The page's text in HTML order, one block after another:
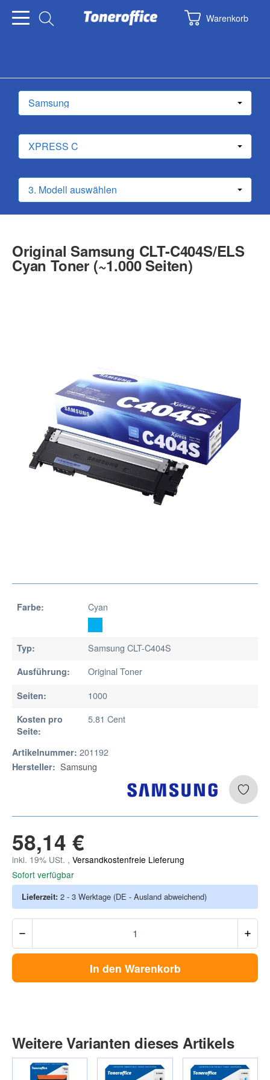
Warenkorb
Original Samsung CLT-C404S/ELS
Cyan Toner (~1.000 Seiten)
Farbe: Cyan
Typ: Samsung CLT-C404S
Ausführung: Original Toner
Seiten: 1000
Kosten pro
Seite:
5.81 Cent
Artikelnummer: 201192
Hersteller: Samsung
58,14 €
inkl. 19% USt. , Versandkostenfreie Lieferung
Sofort verfügbar
Lieferzeit: 2 - 3 Werktage (DE - Ausland abweichend)
In den Warenkorb
Weitere Varianten dieses Artikels